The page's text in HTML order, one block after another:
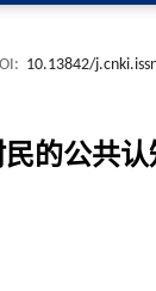
10.13842/
的公共